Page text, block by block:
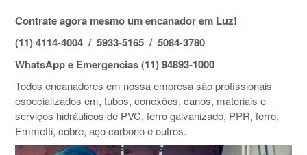
Contrate agora mesmo um encanador em Luz!
(11) 4114-4004 / 5933-5165 / 5084-3780
WhatsApp e Emergencias (11) 94893-1000
Todos encanadores em nossa empresa são profissionais
especializados em, tubos, conexões, canos, materiais e
serviços hidráulicos de PVC, ferro galvanizado, PPR, ferro,
Emmetti, cobre, aço carbono e outros.